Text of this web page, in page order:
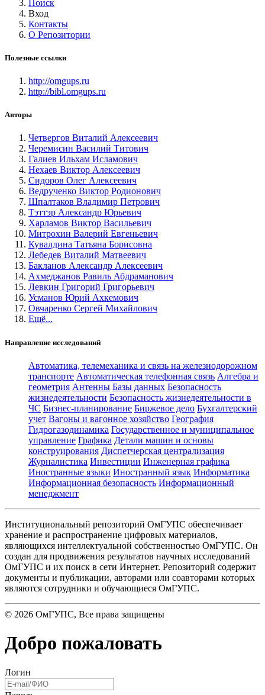
Поиск
Вход
Контакты
О Репозитории
Полезные ссылки
http://omgups.ru
http://bibl.omgups.ru
Авторы
Четвергов Виталий Алексеевич
Черемисин Василий Титович
Галиев Ильхам Исламович
Нехаев Виктор Алексеевич
Сидоров Олег Алексеевич
Ведрученко Виктор Родионович
Шпалтаков Владимир Петрович
Тэттэр Александр Юрьевич
Харламов Виктор Васильевич
Митрохин Валерий Евгеньевич
Кувалдина Татьяна Борисовна
Лебедев Виталий Матвеевич
Бакланов Александр Алексеевич
Ахмеджанов Равиль Абдраманович
Левкин Григорий Григорьевич
Усманов Юрий Ахкемович
Овчаренко Сергей Михайлович
Ещё...
Направление исследований
Автоматика, телемеханика и связь на железнодорожном
транспорте Автоматическая телефонная связь Алгебра и
геометрия Антенны Базы данных Безопасность
жизнедеятельности Безопасность жизнедеятельности в
ЧС Бизнес-планирование Биржевое дело Бухгалтерский
учет Вагоны и вагонное хозяйство География
Гидрогазодинамика Государственное и муниципальное
управление Графика Детали машин и основы
конструирования Диспетчерская централизация
Журналистика Инвестиции Инженерная графика
Иностранные языки Иностранный язык Информатика
Информационная безопасность Информационный
менеджмент
Институциональный репозиторий ОмГУПС обеспечивает
хранение и распространение цифровых материалов,
являющихся интеллектуальной собственностью ОмГУПС. Он
создан для продвижения результатов научных исследований
ОмГУПС и их поиск в сети Интернет. Репозиторий содержит
документы и публикации, авторами или соавторами которых
являются сотрудники и обучающиеся ОмГУПС.
© 2026 ОмГУПС, Все права защищены
Добро пожаловать
Логин